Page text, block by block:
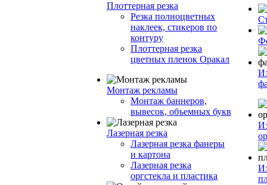
Плоттерная резка
Резка полноцветных
наклеек, стикеров по
контуру
Плоттерная резка
цветных пленок Оракал
Монтаж рекламы
Монтаж баннеров,
вывесок, объемных букв
Лазерная резка
Лазерная резка фанеры
и картона
Лазерная резка
оргстекла и пластика